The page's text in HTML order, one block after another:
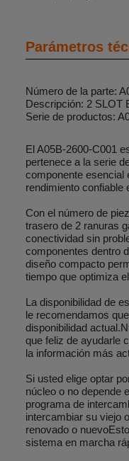
Parámetros
Número de la parte:
Descripción: 2 SLOT
Serie de productos:
El A05B-2600-C001
pertenece a la serie
componente esencial
rendimiento confiable
Con el número de
trasero de 2 ranuras
conectividad sin
componentes dentro
diseño compacto
tiempo que optimiza
La disponibilidad de
le recomendamos
disponibilidad
que feliz de ayudarle
la información más
Si usted elige optar
núcleo o no depende
programa de
intercambiar su viejo
renovado o
sistema en marcha